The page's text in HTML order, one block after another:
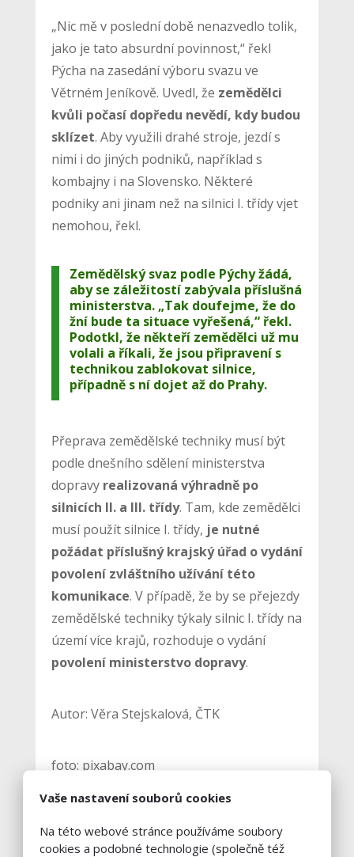
„Nic mě v poslední době nenazvedlo tolik,
jako je tato absurdní povinnost,“ řekl
Pýcha na zasedání výboru svazu ve
Větrném Jeníkově. Uvedl, že zemědělci
kvůli počasí dopředu nevědí, kdy budou
sklízet. Aby využili drahé stroje, jezdí s
nimi i do jiných podniků, například s
kombajny i na Slovensko. Některé
podniky ani jinam než na silnici I. třídy vjet
nemohou, řekl.
Zemědělský svaz podle Pýchy žádá,
aby se záležitostí zabývala příslušná
ministerstva. „Tak doufejme, že do
žní bude ta situace vyřešená,“ řekl.
Podotkl, že někteří zemědělci už mu
volali a říkali, že jsou připravení s
technikou zablokovat silnice,
případně s ní dojet až do Prahy.
Přeprava zemědělské techniky musí být
podle dnešního sdělení ministerstva
dopravy realizovaná výhradně po
silnicích II. a III. třídy. Tam, kde zemědělci
musí použít silnice I. třídy, je nutné
požádat příslušný krajský úřad o vydání
povolení zvláštního užívání této
komunikace. V případě, že by se přejezdy
zemědělské techniky týkaly silnic I. třídy na
území více krajů, rozhoduje o vydání
povolení ministerstvo dopravy.
Autor: Věra Stejskalová, ČTK
foto: pixabay.com
Vaše nastavení souborů cookies
Na této webové stránce používáme soubory
cookies a podobné technologie (společně též